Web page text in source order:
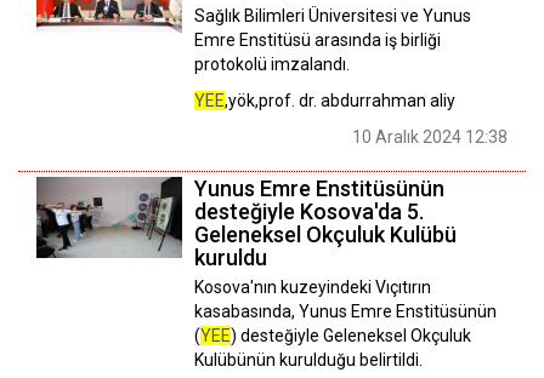
Sağlık Bilimleri Üniversitesi ve Yunus
Emre Enstitüsü arasında iş birliği
protokolü imzalandı.
YEE,yök,prof. dr. abdurrahman aliy
10 Aralık 2024 12:38
Yunus Emre Enstitüsünün
desteğiyle Kosova'da 5.
Geleneksel Okçuluk Kulübü
kuruldu
Kosova'nın kuzeyindeki Vıçıtırın
kasabasında, Yunus Emre Enstitüsünün
(YEE) desteğiyle Geleneksel Okçuluk
Kulübünün kurulduğu belirtildi.